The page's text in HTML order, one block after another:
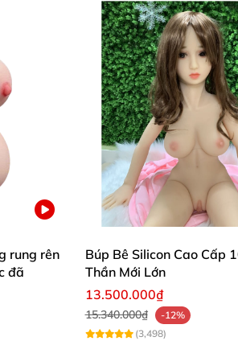
phảng phất nét đào hoa
hút và giữ chặt mọi ánh nhìn.
đỏ quyến rũ, mời gọi. ( Miệng
thủ công bởi những nghệ nhân
(” MAKE THE DOLL MORE
rung rên
đã
Búp Bê Silicon Cao Cấp
Thần Mới Lớn
13.500.000₫
15.340.000₫
-12%
(3,498)